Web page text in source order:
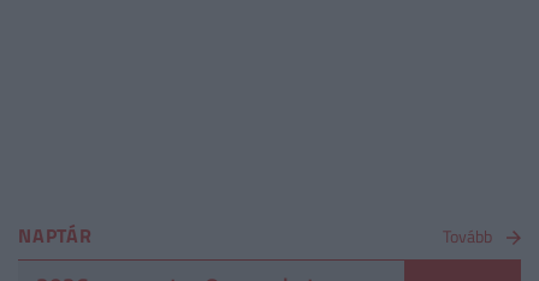
NAPTÁR Tovább